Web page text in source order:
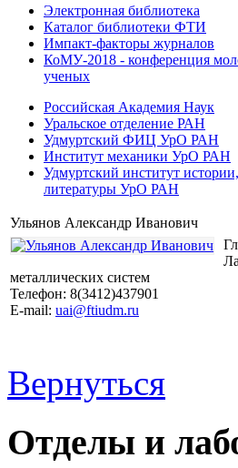
Электронная библиотека
Каталог библиотеки ФТИ
Импакт-факторы журналов
КоМУ-2018 - конференция
ученых
Российская Академия Наук
Уральское отделение РАН
Удмуртский ФИЦ УрО РАН
Институт механики УрО РАН
Удмуртский институт
литературы УрО РАН
Ульянов Александр Иванович
металлических систем
Телефон: 8(3412)437901
E-mail: uai@ftiudm.ru
Вернуться
Отделы и